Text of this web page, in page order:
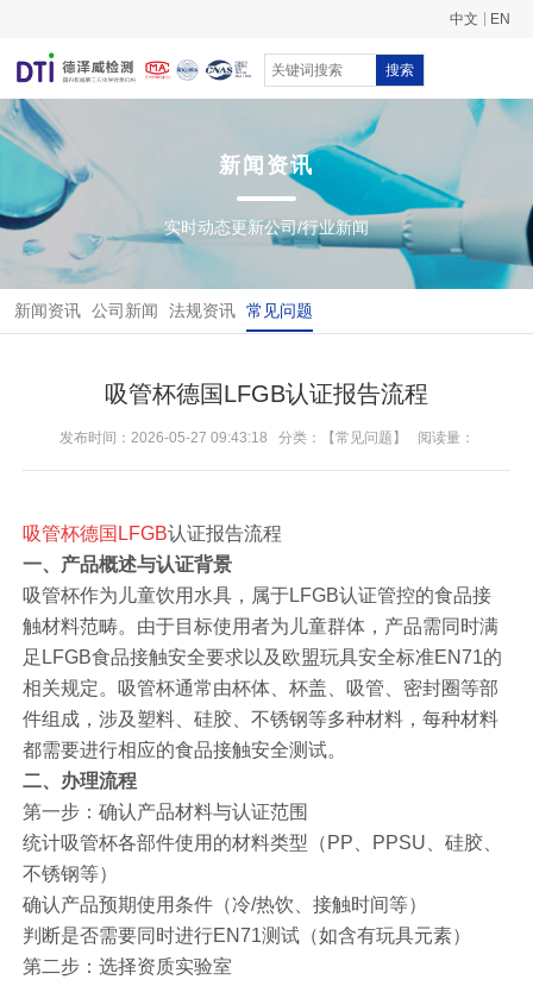
中文 EN
搜索
新闻资讯
实时动态更新公司/行业新闻
新闻资讯 公司新闻 法规资讯 常见问题
吸管杯德国LFGB认证报告流程
发布时间：2026-05-27 09:43:18 分类：【常见问题】 阅读量：
吸管杯德国LFGB认证报告流程
一、产品概述与认证背景
吸管杯作为儿童饮用水具，属于LFGB认证管控的食品接
触材料范畴。由于目标使用者为儿童群体，产品需同时满
足LFGB食品接触安全要求以及欧盟玩具安全标准EN71的
相关规定。吸管杯通常由杯体、杯盖、吸管、密封圈等部
件组成，涉及塑料、硅胶、不锈钢等多种材料，每种材料
都需要进行相应的食品接触安全测试。
二、办理流程
第一步：确认产品材料与认证范围
统计吸管杯各部件使用的材料类型（PP、PPSU、硅胶、
不锈钢等）
确认产品预期使用条件（冷/热饮、接触时间等）
判断是否需要同时进行EN71测试（如含有玩具元素）
第二步：选择资质实验室